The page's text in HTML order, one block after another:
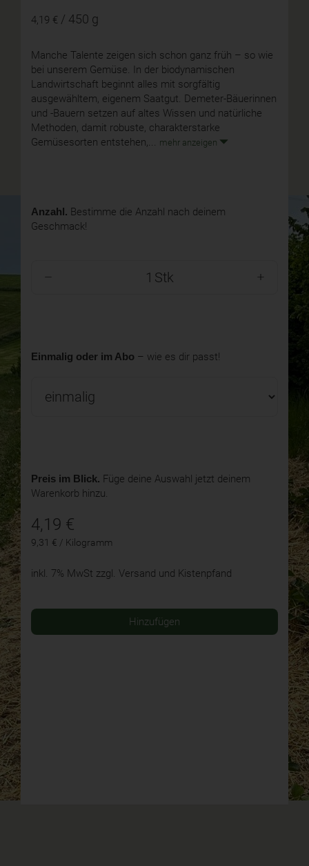
4,19 € / 450 g
Manche Talente zeigen sich schon ganz früh – so wie
bei unserem Gemüse. In der biodynamischen
Landwirtschaft beginnt alles mit sorgfältig
ausgewähltem, eigenem Saatgut. Demeter-Bäuerinnen
und -Bauern setzen auf altes Wissen und natürliche
Methoden, damit robuste, charakterstarke
Gemüsesorten entstehen,... mehr anzeigen
Anzahl. Bestimme die Anzahl nach deinem
Geschmack!
Stk
Einmalig oder im Abo – wie es dir passt!
Preis im Blick. Füge deine Auswahl jetzt deinem
Warenkorb hinzu.
4,19 €
9,31 € / Kilogramm
inkl. 7% MwSt zzgl. Versand und Kistenpfand
Hinzufügen